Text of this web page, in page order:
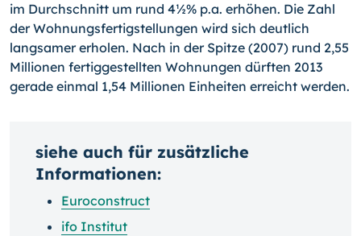
im Durchschnitt um rund 4½% p.a. erhöhen. Die Zahl
der Wohnungsfertigstellungen wird sich deutlich
langsamer erholen. Nach in der Spitze (2007) rund 2,55
Millionen fertiggestellten Wohnungen dürften 2013
gerade einmal 1,54 Millionen Einheiten erreicht werden.
siehe auch für zusätzliche
Informationen:
Euroconstruct
ifo Institut